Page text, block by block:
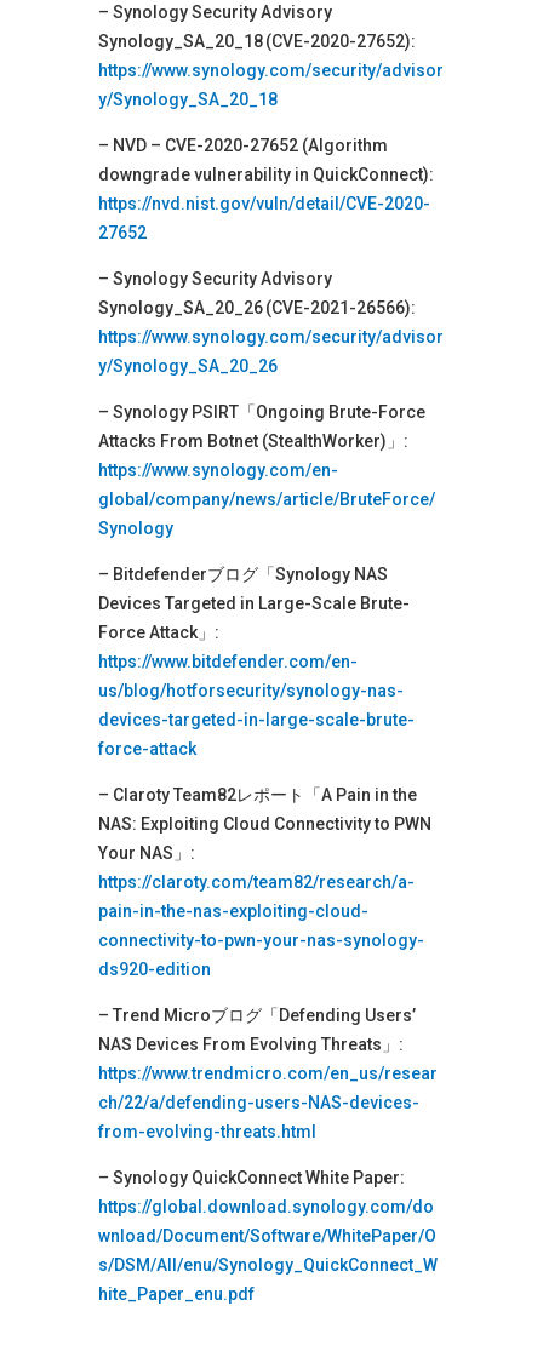
– Synology Security Advisory
Synology_SA_20_18 (CVE-2020-27652):
https://www.synology.com/security/advisor
y/Synology_SA_20_18
– NVD – CVE-2020-27652 (Algorithm
downgrade vulnerability in QuickConnect):
https://nvd.nist.gov/vuln/detail/CVE-2020-
27652
– Synology Security Advisory
Synology_SA_20_26 (CVE-2021-26566):
https://www.synology.com/security/advisor
y/Synology_SA_20_26
– Synology PSIRT「Ongoing Brute-Force
Attacks From Botnet (StealthWorker)」:
https://www.synology.com/en-
global/company/news/article/BruteForce/
Synology
– Bitdefenderブログ「Synology NAS
Devices Targeted in Large-Scale Brute-
Force Attack」:
https://www.bitdefender.com/en-
us/blog/hotforsecurity/synology-nas-
devices-targeted-in-large-scale-brute-
force-attack
– Claroty Team82レポート「A Pain in the
NAS: Exploiting Cloud Connectivity to PWN
Your NAS」:
https://claroty.com/team82/research/a-
pain-in-the-nas-exploiting-cloud-
connectivity-to-pwn-your-nas-synology-
ds920-edition
– Trend Microブログ「Defending Users’
NAS Devices From Evolving Threats」:
https://www.trendmicro.com/en_us/resear
ch/22/a/defending-users-NAS-devices-
from-evolving-threats.html
– Synology QuickConnect White Paper:
https://global.download.synology.com/do
wnload/Document/Software/WhitePaper/O
s/DSM/All/enu/Synology_QuickConnect_W
hite_Paper_enu.pdf